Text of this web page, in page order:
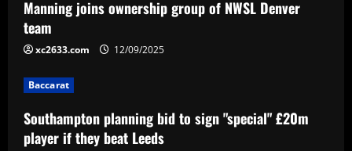
After Barkley: Villa line up move for
Baccarat
Manning joins ownership group of NWSL Denver
team
xc2633.com 12/09/2025
Baccarat
Southampton planning bid to sign "special" £20m
player if they beat Leeds